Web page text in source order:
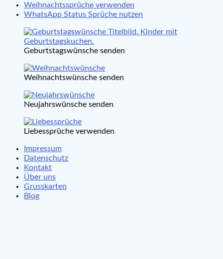
Weihnachtssprüche verwenden
WhatsApp Status Sprüche nutzen
Geburtstagswünsche senden
Weihnachtswünsche senden
Neujahrswünsche senden
Liebessprüche verwenden
Impressum
Datenschutz
Kontakt
Über uns
Grusskarten
Blog